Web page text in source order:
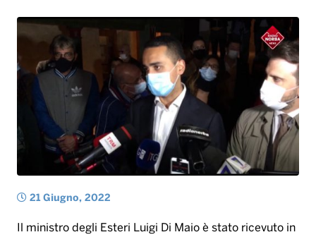
Leggerissime
Speciale Astrabilia 2026
Gallery
21 Giugno, 2022
Il ministro degli Esteri Luigi Di Maio è stato ricevuto in